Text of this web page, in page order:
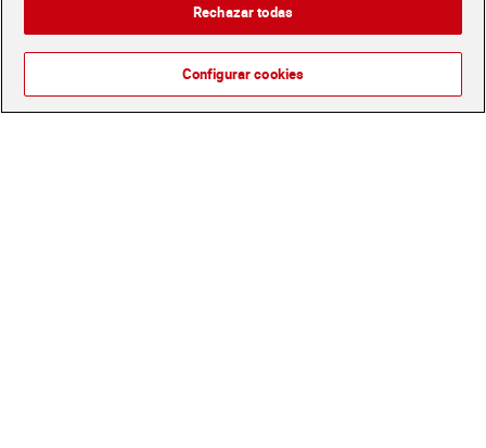
Rechazar todas
Configurar cookies